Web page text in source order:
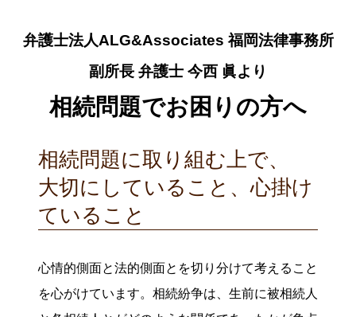
弁護士法人ALG&Associates福岡法律事務所
副所長 弁護士 今西 眞より
相続問題でお困りの方へ
相続問題に取り組む上で、
大切にしていること、心掛け
ていること
心情的側面と法的側面とを切り分けて考えること
を心がけています。相続紛争は、生前に被相続人